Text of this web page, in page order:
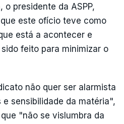
o presidente da ASPP,
este ofício teve como
está a acontecer e
feito para minimizar o
não quer ser alarmista
sensibilidade da matéria",
"não se vislumbra da